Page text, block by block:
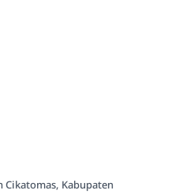
Cikatomas, Kabupaten